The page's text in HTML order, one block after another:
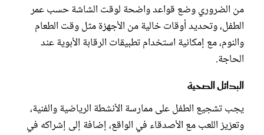
من الضروري وضع قواعد واضحة لوقت الشاشة حسب عمر
الطفل، وتحديد أوقات خالية من الأجهزة مثل وقت الطعام
والنوم، مع إمكانية استخدام تطبيقات الرقابة الأبوية عند
الحاجة.
البدائل الصحية
يجب تشجيع الطفل على ممارسة الأنشطة الرياضية والفنية،
وتعزيز اللعب مع الأصدقاء في الواقع، إضافة إلى إشراكه في